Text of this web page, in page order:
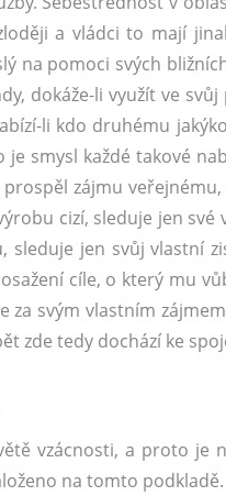
a vládci to mají
na pomoci svých
dokáže-li využít ve
li kdo druhému
je smysl každé takové
zájmu
cizí, sleduje jen
sleduje jen svůj vlastní
cíle, o který mu
za svým vlastním
zde tedy dochází ke
vzácnosti, a proto
na tomto